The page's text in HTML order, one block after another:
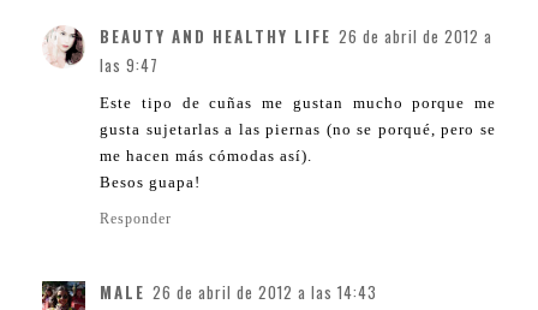
BEAUTY AND HEALTHY LIFE 26 de abril de 2012 a
las 9:47
Este tipo de cuñas me gustan mucho porque me
gusta sujetarlas a las piernas (no se porqué, pero se
me hacen más cómodas así).
Besos guapa!
Responder
MALE 26 de abril de 2012 a las 14:43